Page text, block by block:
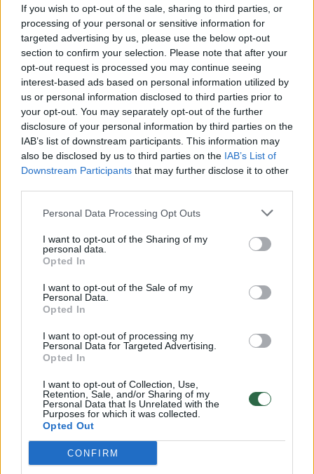
If you wish to opt-out of the sale, sharing to third parties, or
processing of your personal or sensitive information for
targeted advertising by us, please use the below opt-out
section to confirm your selection. Please note that after your
opt-out request is processed you may continue seeing
interest-based ads based on personal information utilized by
us or personal information disclosed to third parties prior to
your opt-out. You may separately opt-out of the further
disclosure of your personal information by third parties on the
IAB’s list of downstream participants. This information may
also be disclosed by us to third parties on the IAB’s List of
Downstream Participants that may further disclose it to other
Personal Data Processing Opt Outs
I want to opt-out of the Sharing of my
personal data.
Opted In
I want to opt-out of the Sale of my
Personal Data.
Opted In
I want to opt-out of processing my
Personal Data for Targeted Advertising.
Opted In
I want to opt-out of Collection, Use,
Retention, Sale, and/or Sharing of my
Personal Data that Is Unrelated with the
Purposes for which it was collected.
Opted Out
CONFIRM
Lietuvos rinktinė. R.Meilutytė didžiavosi tokiu
drąsiu tautietės poelgiu ir išreiškė jai
palaikymą.
„Labai palaikau ją. Manau, kad ji – šauni
moteris. Mane tai pradžiugino ir įkvėpė“, –
teigė R.Meilutytė.
Komentuoti po šiuo straipsniu
Komentuoti gali tik Lrytas registruoti vartotojai.
bendruomenės ir bendraukite komentaruose!
Rodyti komentarus
Prisijungti komentatoriams